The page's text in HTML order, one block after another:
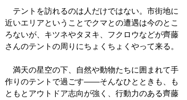
テントを訪れるのは人だけではない。市街地に
近いエリアということでクマとの遭遇は今のとこ
ろないが、キツネやタヌキ、フクロウなどが齊藤
さんのテントの周りにちょくちょくやって来る。
満天の星空の下、自然や動物たちに囲まれて手
作りのテントで過ごす――そんなひとときも、も
ともとアウトドア志向が強く、行動力のある齊藤